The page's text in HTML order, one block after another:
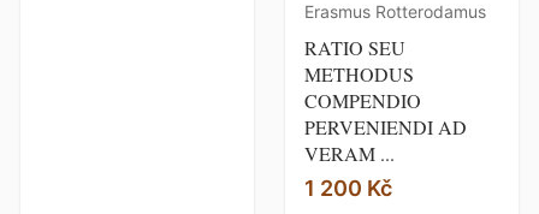
Erasmus Rotterodamus
RATIO SEU
METHODUS
COMPENDIO
PERVENIENDI AD
VERAM ...
1 200 Kč